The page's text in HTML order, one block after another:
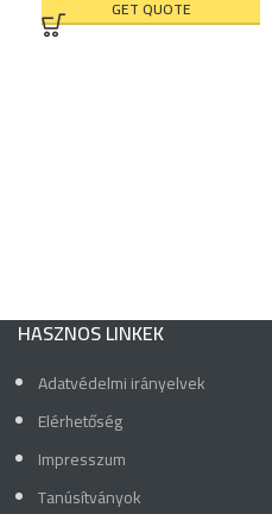
GET QUOTE
HASZNOS LINKEK
Adatvédelmi irányelvek
Elérhetőség
Impresszum
Tanúsítványok